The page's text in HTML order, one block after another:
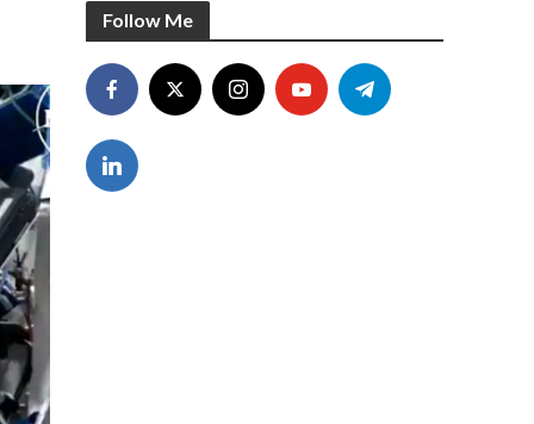
Follow Me